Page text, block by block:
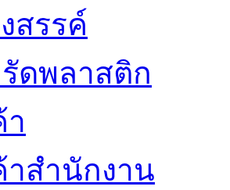
สรรค์
ดพลาสติก
สํานักงาน